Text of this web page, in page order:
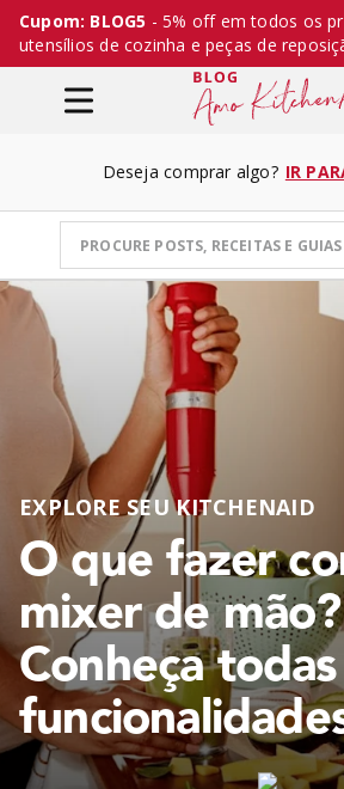
Cupom: BLOG5 - 5% off em todos os
utensílios de cozinha e peças de
Deseja comprar algo? IR
EXPLORE SEU KITCHENAID
O que fazer
mixer de mão?
Conheça